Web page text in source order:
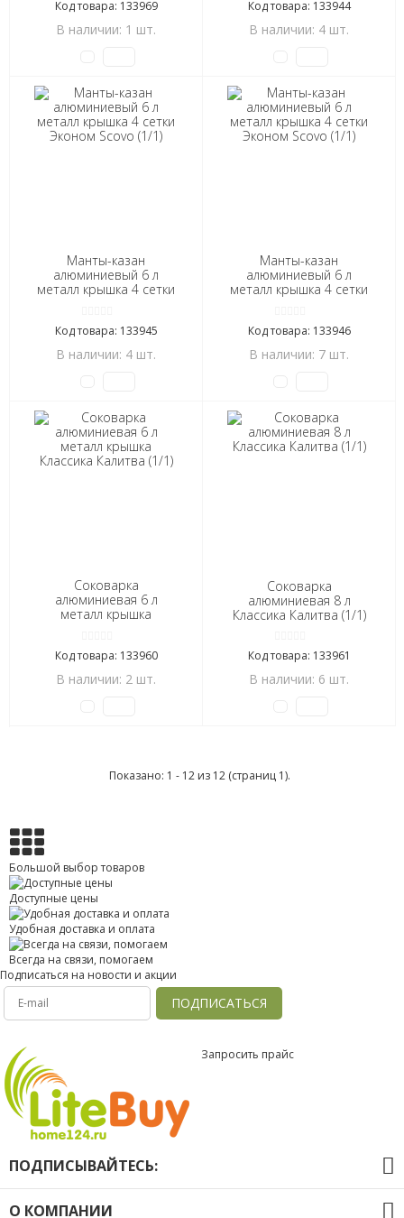
Код товара: 133969
В наличии: 1 шт.
Код товара: 133944
В наличии: 4 шт.
Манты-казан
алюминиевый 6 л
металл крышка 4 сетки
Код товара: 133945
В наличии: 4 шт.
Манты-казан
алюминиевый 6 л
металл крышка 4 сетки
Код товара: 133946
В наличии: 7 шт.
Соковарка
алюминиевая 6 л
металл крышка
Код товара: 133960
В наличии: 2 шт.
Соковарка
алюминиевая 8 л
Классика Калитва (1/1)
Код товара: 133961
В наличии: 6 шт.
Показано: 1 - 12 из 12 (страниц 1).
Большой выбор товаров
Доступные цены
Удобная доставка и оплата
Всегда на связи, помогаем
Подписаться на новости и акции
ПОДПИСАТЬСЯ
Запросить прайс
ПОДПИСЫВАЙТЕСЬ:
О КОМПАНИИ